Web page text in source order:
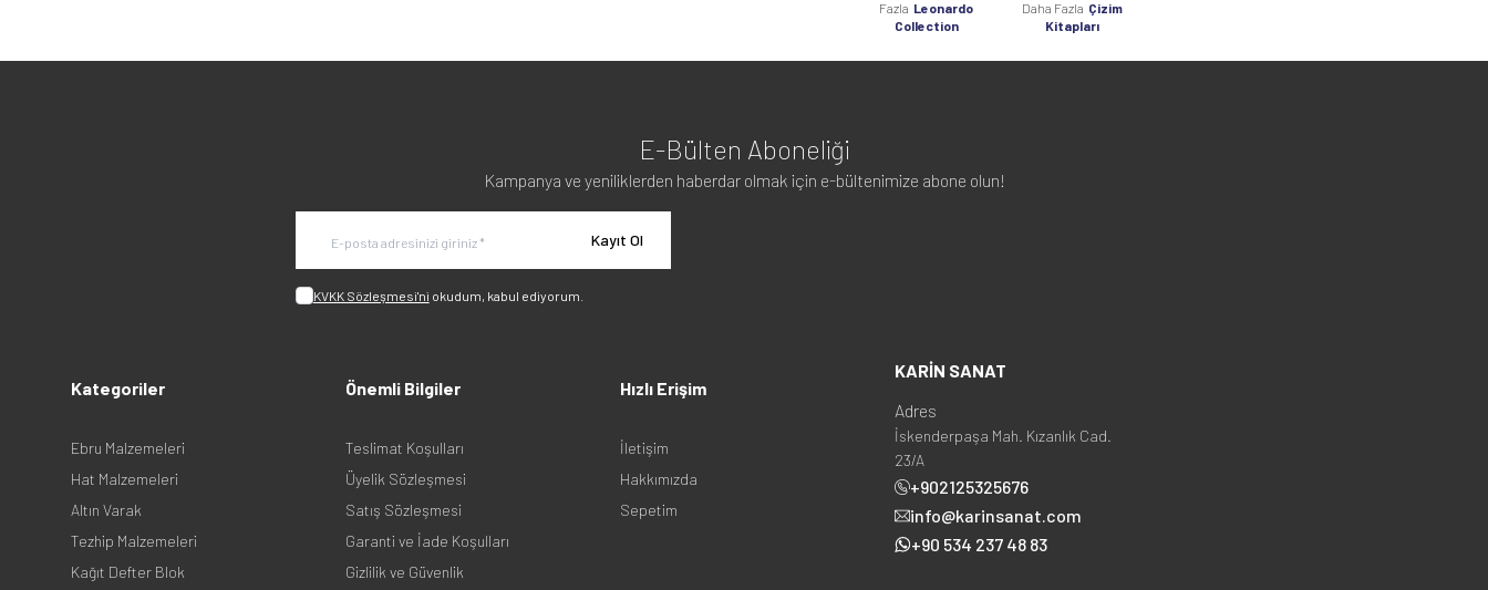
Fazla Leonardo
Collection
Daha Fazla Çizim
Kitapları
E-Bülten Aboneliği
Kampanya ve yeniliklerden haberdar olmak için e-bültenimize abone olun!
Kayıt Ol
KVKK Sözleşmesi'ni okudum, kabul ediyorum.
Kategoriler
Ebru Malzemeleri
Hat Malzemeleri
Altın Varak
Tezhip Malzemeleri
Kağıt Defter Blok
Önemli Bilgiler
Teslimat Koşulları
Üyelik Sözleşmesi
Satış Sözleşmesi
Garanti ve İade Koşulları
Gizlilik ve Güvenlik
Hızlı Erişim
İletişim
Hakkımızda
Sepetim
KARİN SANAT
Adres
İskenderpaşa Mah. Kızanlık Cad.
23/A
+902125325676
info@karinsanat.com
+90 534 237 48 83